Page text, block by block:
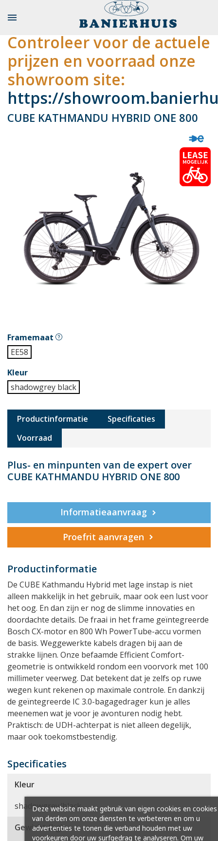

Controleer voor de actuele
prijzen en voorraad onze
showroom site:
https://
CUBE KATHMANDU HYBRID ONE 800
Framemaat
EE58
Kleur
shadowgrey black
Productinformatie
Specificaties
Voorraad
Plus- en minpunten van de expert over
CUBE KATHMANDU HYBRID ONE 800
Informatieaanvraag
Proefrit aanvragen
Productinformatie
De CUBE Kathmandu Hybrid met lage instap is niet
alleen makkelijk in het gebruik, maar ook een lust voor
het oog. En dan zijn er nog de slimme innovaties en
doordachte details. De fraai in het frame geïntegreerde
Bosch CX-motor en 800 Wh PowerTube-accu vormen
de basis. Weggewerkte kabels dragen bij aan de
strakke lijnen. Onze befaamde Efficient Comfort-
geometrie is ontwikkeld rondom een voorvork met 100
millimeter veerweg. Dat betekent dat je zelfs op ruwe
wegen kunt rekenen op maximale controle. En dankzij
de geïntegreerde IC 3.0-bagagedrager kun je alles
meenemen wat je voor je avonturen nodig hebt.
Praktisch: de UDH-achterpat is niet alleen degelijk,
maar ook toekomstbestendig.
Specificaties
Kleur
shadowgrey/black
Gewicht (kg)
Deze website maakt gebruik van eigen cookies en cookies
van derden om onze diensten te verbeteren en om u
advertenties te tonen die verband houden met uw
voorkeuren door uw surfgedrag te analyseren. Om uw